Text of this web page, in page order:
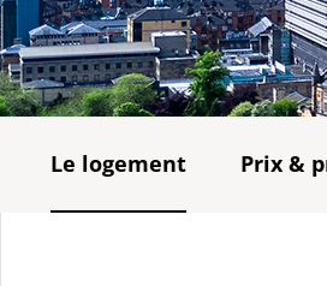
Le logement Prix &